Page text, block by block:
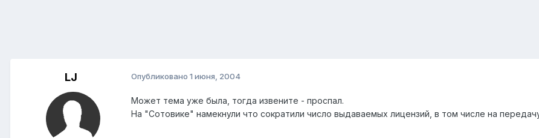
LJ Опубликовано 1 июня, 2004
Может тема уже была, тогда извените - проспал.
На "Сотовике" намекнули что сократили число выдаваемых лицензий, в том числе на